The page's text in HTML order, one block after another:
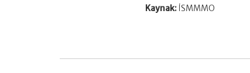
Kaynak: İSMMMO